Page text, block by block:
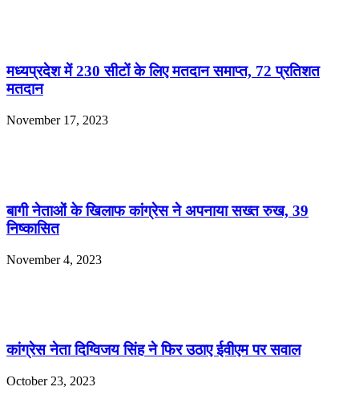
मध्यप्रदेश में 230 सीटों के लिए मतदान समाप्त, 72 प्रतिशत
मतदान
November 17, 2023
बागी नेताओं के खिलाफ कांग्रेस ने अपनाया सख्त रुख, 39
निष्कासित
November 4, 2023
कांग्रेस नेता दिग्विजय सिंह ने फिर उठाए ईवीएम पर सवाल
October 23, 2023